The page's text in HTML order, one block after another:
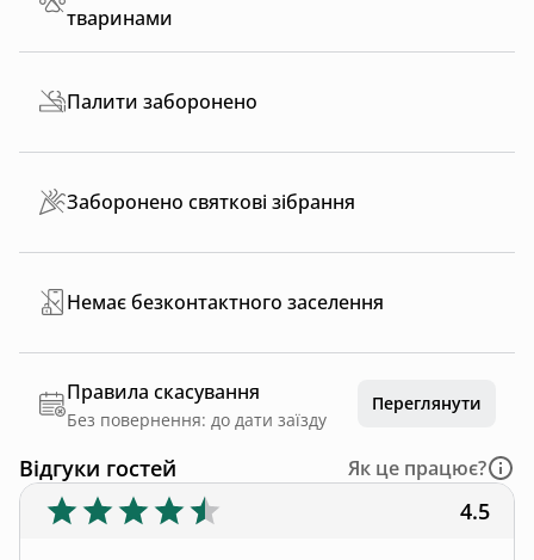
тваринами
Палити заборонено
Заборонено святкові зібрання
Немає безконтактного заселення
Правила скасування
Без повернення: до дати заїзду
Переглянути
Відгуки гостей Як це працює?
4.5